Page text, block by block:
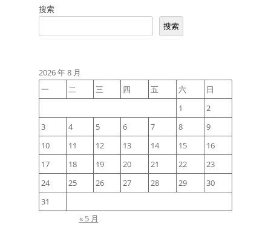
航
搜索
搜索
2026 年 8 月
一
二 三 四 五 六
日
1
2
3
4 5 6 7 8
9
10
11 12 13 14 15
16
17
18 19 20 21 22
23
24
25 26 27 28 29
30
31
« 5 月